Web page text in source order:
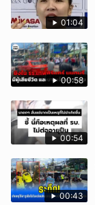
01:04
00:58
00:54
00:43